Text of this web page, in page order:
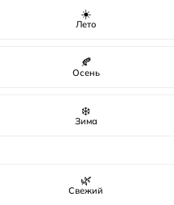
☀️
Лето
🍂
Осень
❄️
Зима
🌿
Свежий